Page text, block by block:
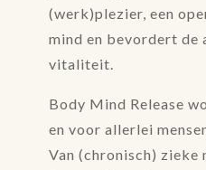
(werk)plezier, een
mind en bevordert de
vitaliteit.
Body Mind Release
en voor allerlei
Van (chronisch) zieke